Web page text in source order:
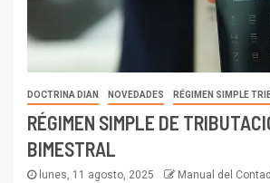
DOCTRINA DIAN NOVEDADES RÉGIMEN SIMPLE
RÉGIMEN SIMPLE DE
BIMESTRAL
lunes, 11 agosto, 2025 Manual del